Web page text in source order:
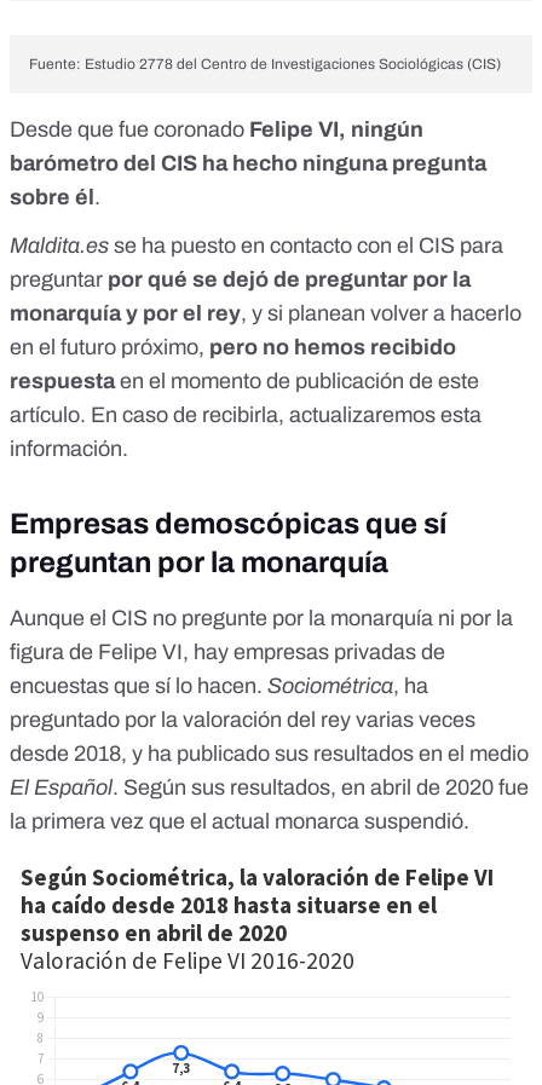
Fuente: Estudio 2778 del Centro de Investigaciones Sociológicas (CIS)
Desde que fue coronado Felipe VI, ningún
barómetro del CIS ha hecho ninguna pregunta
sobre él .
Maldita.es se ha puesto en contacto con el CIS para
preguntar por qué se dejó de preguntar por la
monarquía y por el rey, y si planean volver a hacerlo
en el futuro próximo, pero no hemos recibido
respuestaen el momento de publicación de este
artículo. En caso de recibirla, actualizaremos esta
información.
Empresas demoscópicas que sí
preguntan por la monarquía
Aunque el CIS no pregunte por la monarquía ni por la
figura de Felipe VI, hay empresas privadas de
encuestas que sí lo hacen. Sociométrica, ha
preguntado por la valoración del rey varias veces
desde 2018, y ha publicado sus resultados en el medio
El Español. Según sus resultados, en abril de 2020 fue
la primera vez que el actual monarca suspendió.